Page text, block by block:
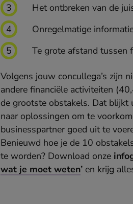
Het ontbreken van de
Onregelmatige
Te grote afstand tussen
Volgens jouw concullega’s zijn
andere financiële activiteiten
de grootste obstakels. Dat blijkt
naar oplossingen om te
businesspartner goed uit te
Benieuwd hoe je de 10
te worden? Download onze
wat je moet weten’ en krijg